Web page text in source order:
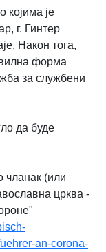
којима је
г. Гинтер
Након тога,
форма
за службени
да буде
чланак (или
црква -
an-corona-